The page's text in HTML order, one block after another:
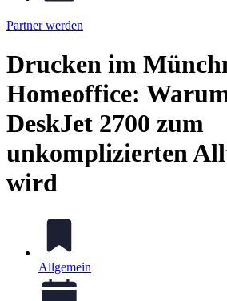
Partner werden
Drucken im
Homeoffice:
DeskJet 2700 zum
unkomplizierten
wird
Allgemein